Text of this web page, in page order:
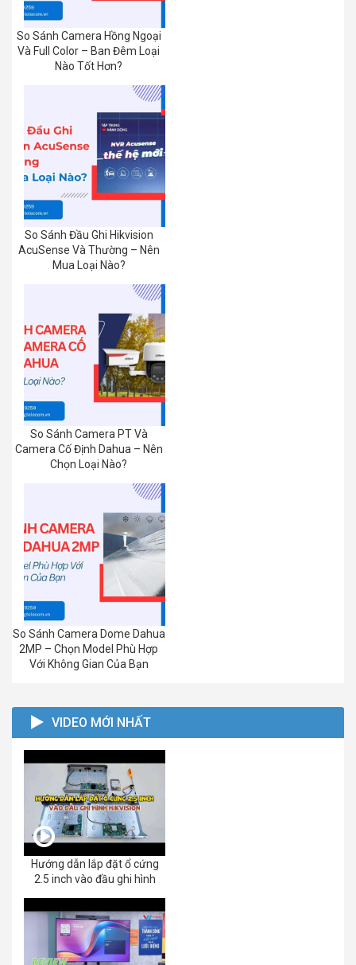
So Sánh Camera Hồng Ngoại
Và Full Color – Ban Đêm Loại
Nào Tốt Hơn?
So Sánh Đầu Ghi Hikvision
AcuSense Và Thường – Nên
Mua Loại Nào?
So Sánh Camera PT Và
Camera Cố Định Dahua – Nên
Chọn Loại Nào?
So Sánh Camera Dome Dahua
2MP – Chọn Model Phù Hợp
Với Không Gian Của Bạn
VIDEO MỚI NHẤT
Hướng dẫn lắp đặt ổ cứng
2.5 inch vào đầu ghi hình